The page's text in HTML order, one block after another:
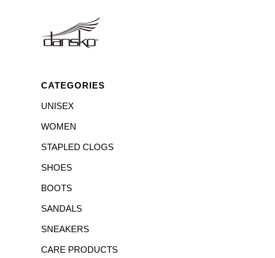
CATEGORIES
UNISEX
WOMEN
STAPLED CLOGS
SHOES
BOOTS
SANDALS
SNEAKERS
CARE PRODUCTS